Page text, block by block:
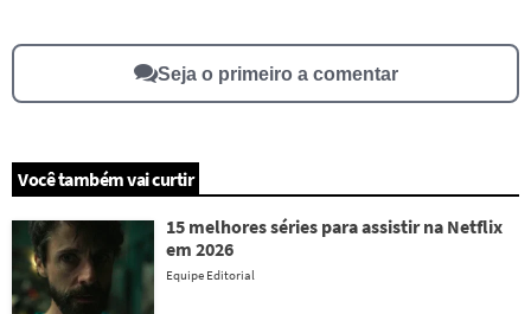
Seja o primeiro a comentar
Você também vai curtir
15 melhores séries para assistir na Netflix
em 2026
Equipe Editorial